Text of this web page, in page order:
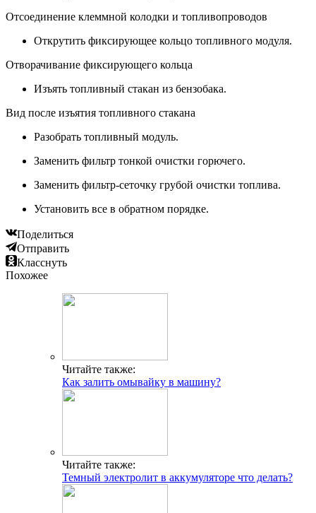
Отсоединение клеммной колодки и топливопроводов
Открутить фиксирующее кольцо топливного модуля.
Отворачивание фиксирующего кольца
Изъять топливный стакан из бензобака.
Вид после изъятия топливного стакана
Разобрать топливный модуль.
Заменить фильтр тонкой очистки горючего.
Заменить фильтр-сеточку грубой очистки топлива.
Установить все в обратном порядке.
Поделиться
Отправить
Класснуть
Похожее
Читайте также:
Как залить омывайку в машину?
Читайте также:
Темный электролит в аккумуляторе что делать?